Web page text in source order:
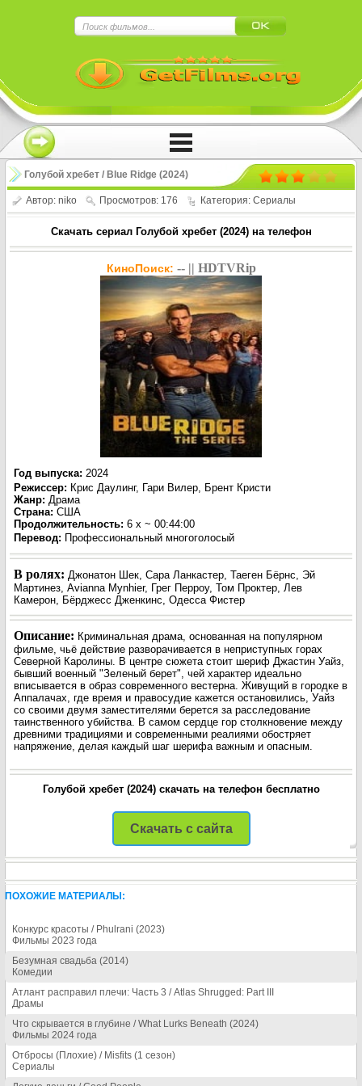
Голубой хребет / Blue Ridge (2024)
Автор: niko Просмотров: 176 Категория: Сериалы
Скачать сериал Голубой хребет (2024) на телефон
КиноПоиск: -- || HDTVRip
Год выпуска: 2024
Режиссер: Крис Даулинг, Гари Вилер, Брент Кристи
Жанр: Драма
Страна: США
Продолжительность: 6 x ~ 00:44:00
Перевод: Профессиональный многоголосый
В ролях: Джонатон Шек, Сара Ланкастер, Таеген Бёрнс, Эй
Мартинез, Avianna Mynhier, Грег Перроу, Том Проктер, Лев
Камерон, Бёрджесс Дженкинс, Одесса Фистер
Описание: Криминальная драма, основанная на популярном
фильме, чьё действие разворачивается в неприступных горах
Северной Каролины. В центре сюжета стоит шериф Джастин Уайз,
бывший военный "Зеленый берет", чей характер идеально
вписывается в образ современного вестерна. Живущий в городке в
Аппалачах, где время и правосудие кажется остановились, Уайз
со своими двумя заместителями берется за расследование
таинственного убийства. В самом сердце гор столкновение между
древними традициями и современными реалиями обостряет
напряжение, делая каждый шаг шерифа важным и опасным.
Голубой хребет (2024) скачать на телефон бесплатно
Нажмите на
!!!Если Вы с телефона сперва нажмите на
троеточие в правом верхнем углу!!!
Скачать с сайта
ПОХОЖИЕ МАТЕРИАЛЫ:
Конкурс красоты / Phulrani (2023)
Фильмы 2023 года
Безумная свадьба (2014)
Комедии
Атлант расправил плечи: Часть 3 / Atlas Shrugged: Part III
Драмы
Что скрывается в глубине / What Lurks Beneath (2024)
Фильмы 2024 года
Отбросы (Плохие) / Misfits (1 сезон)
Сериалы